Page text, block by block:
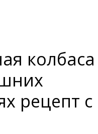
колбаса
рецепт с